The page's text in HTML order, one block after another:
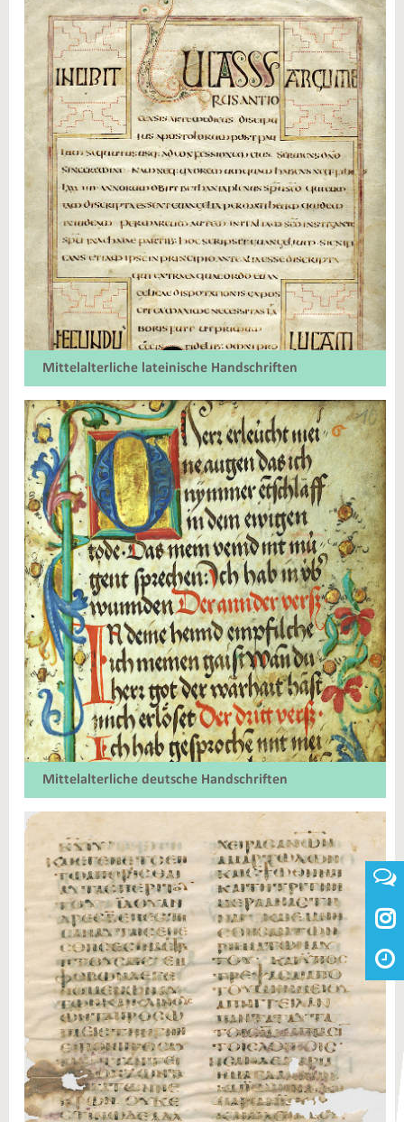
Mittelalterliche lateinische Handschriften
Mittelalterliche deutsche Handschriften
